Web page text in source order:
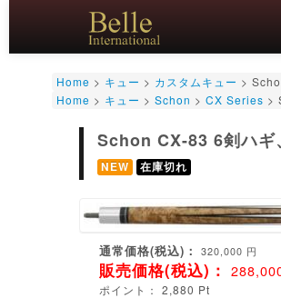
Home > キュー > カスタムキュー >
Home > キュー > Schon > CX Series >
Schon CX-83 6剣ハギ
NEW 在庫切れ
通常価格(税込)： 320,000 円
販売価格(税込)：
ポイント：2,880 Pt